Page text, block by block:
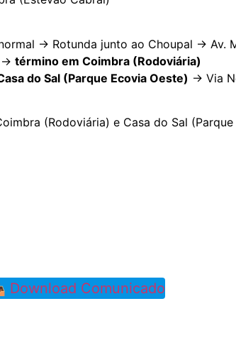
-> Rotunda junto ao Choupal -> Av.
> término em Coimbra (Rodoviária)
do Sal (Parque Ecovia Oeste) -> Via
(Rodoviária) e Casa do Sal (Parque
Download Comunicado